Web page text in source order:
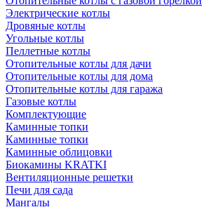
Электрические котлы
Дровяные котлы
Угольные котлы
Пеллетные котлы
Отопительные котлы для дачи
Отопительные котлы для дома
Отопительные котлы для гаража
Газовые котлы
Комплектующие
Каминные топки
Каминные топки
Каминные облицовки
Биокамины KRATKI
Вентиляционные решетки
Печи для сада
Мангалы